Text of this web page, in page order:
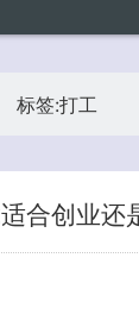
标签:打工
合创业还
客服小美